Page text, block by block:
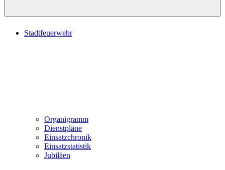
Stadtfeuerwehr
Organigramm
Dienstpläne
Einsatzchronik
Einsatzstatistik
Jubiläen